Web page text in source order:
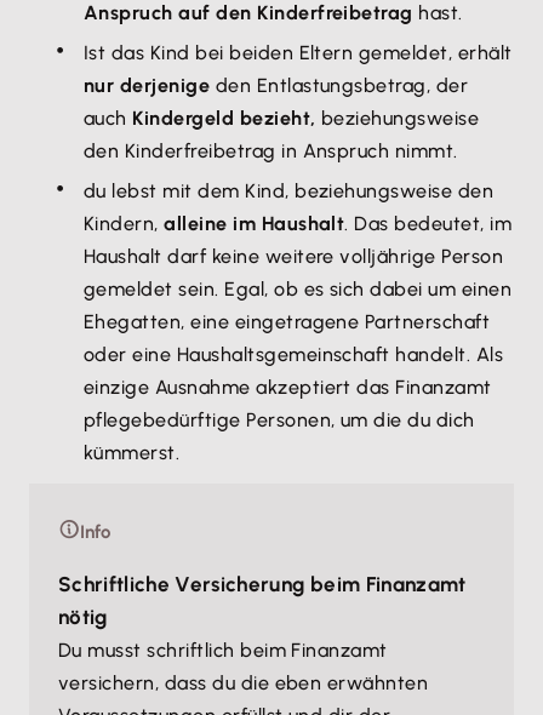
Anspruch auf den Kinderfreibetrag hast.
Ist das Kind bei beiden Eltern gemeldet, erhält
nur derjenige den Entlastungsbetrag, der
auch Kindergeld bezieht, beziehungsweise
den Kinderfreibetrag in Anspruch nimmt.
du lebst mit dem Kind, beziehungsweise den
Kindern,alleine im Haushalt. Das bedeutet, im
Haushalt darf keine weitere volljährige Person
gemeldet sein. Egal, ob es sich dabei um einen
Ehegatten, eine eingetragene Partnerschaft
oder eine Haushaltsgemeinschaft handelt. Als
einzige Ausnahme akzeptiert das Finanzamt
pflegebedürftige Personen, um die du dich
kümmerst.
Info
Schriftliche Versicherung beim Finanzamt
nötig
Du musst schriftlich beim Finanzamt
versichern, dass du die eben erwähnten